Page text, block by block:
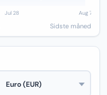
Sidste måned